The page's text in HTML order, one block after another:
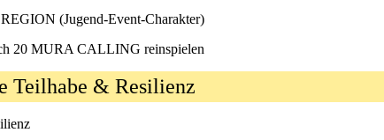
(Jugend‑Event‑Charakter)
20 MURA CALLING reinspielen
Teilhabe & Resilienz